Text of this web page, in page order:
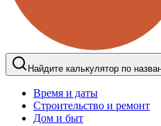
Найдите калькулятор по
Время и даты
Строительство и ремонт
Дом и быт